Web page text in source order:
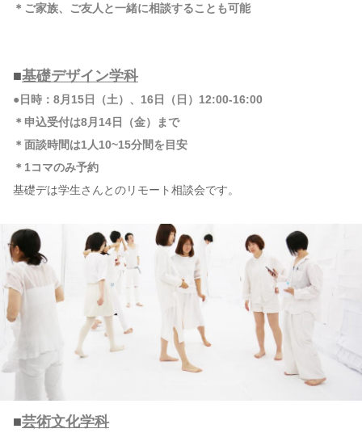
＊ご家族、ご友人と一緒に相談することも可能
■基礎デザイン学科
●日時：8月15日（土）、16日（日）12:00-16:00
＊申込受付は8月14日（金）まで
＊面談時間は1人10~15分間を目安
＊1コマのみ予約
基礎デは学生さんとのリモート相談会です。
■芸術文化学科